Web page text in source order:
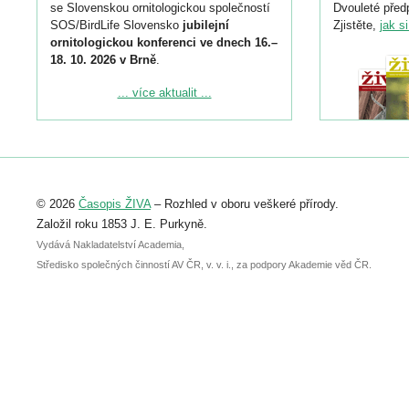
se Slovenskou ornitologickou společností
SOS/BirdLife Slovensko jubilejní
ornitologickou konferenci ve dnech 16.–
18. 10. 2026 v Brně.
Podrobnější informace ke konferenci
Registrovat se můžete do 6. září.
abstraktu přihlášené přednášky nebo
posteru je už 30. června.
... více aktualit ...
Dvouleté
Zjistěte, jak
© 2026 Časopis ŽIVA– Rozhled v oboru veškeré přírody.
Založil roku 1853 J. E. Purkyně.
Vydává Nakladatelství Academia,
Středisko společných činností AV ČR, v. v. i., za podpory Akademie věd ČR.